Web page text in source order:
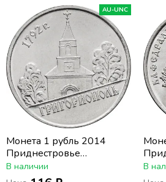
AU-UNC
Монета 1 рубль 2014
Приднестровье
«Григориополь»
В наличии
Всех
В